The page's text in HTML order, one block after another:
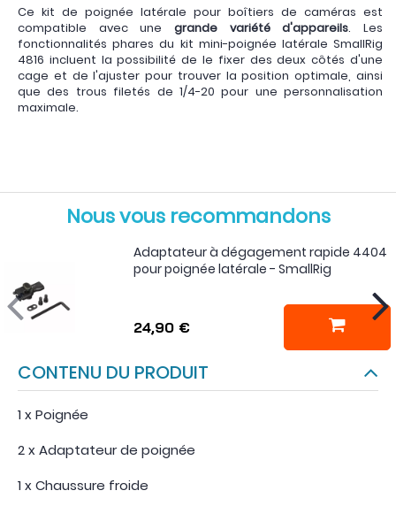
Ce kit de poignée latérale pour boîtiers de caméras est
compatible avec une grande variété d'appareils. Les
fonctionnalités phares du kit mini-poignée latérale SmallRig
4816 incluent la possibilité de le fixer des deux côtés d'une
cage et de l'ajuster pour trouver la position optimale, ainsi
que des trous filetés de 1/4-20 pour une personnalisation
maximale.
Nous vous recommandons
Adaptateur à dégagement rapide 4404
pour poignée latérale - SmallRig
24,90 €
CONTENU DU PRODUIT
1 x Poignée
2 x Adaptateur de poignée
1 x Chaussure froide